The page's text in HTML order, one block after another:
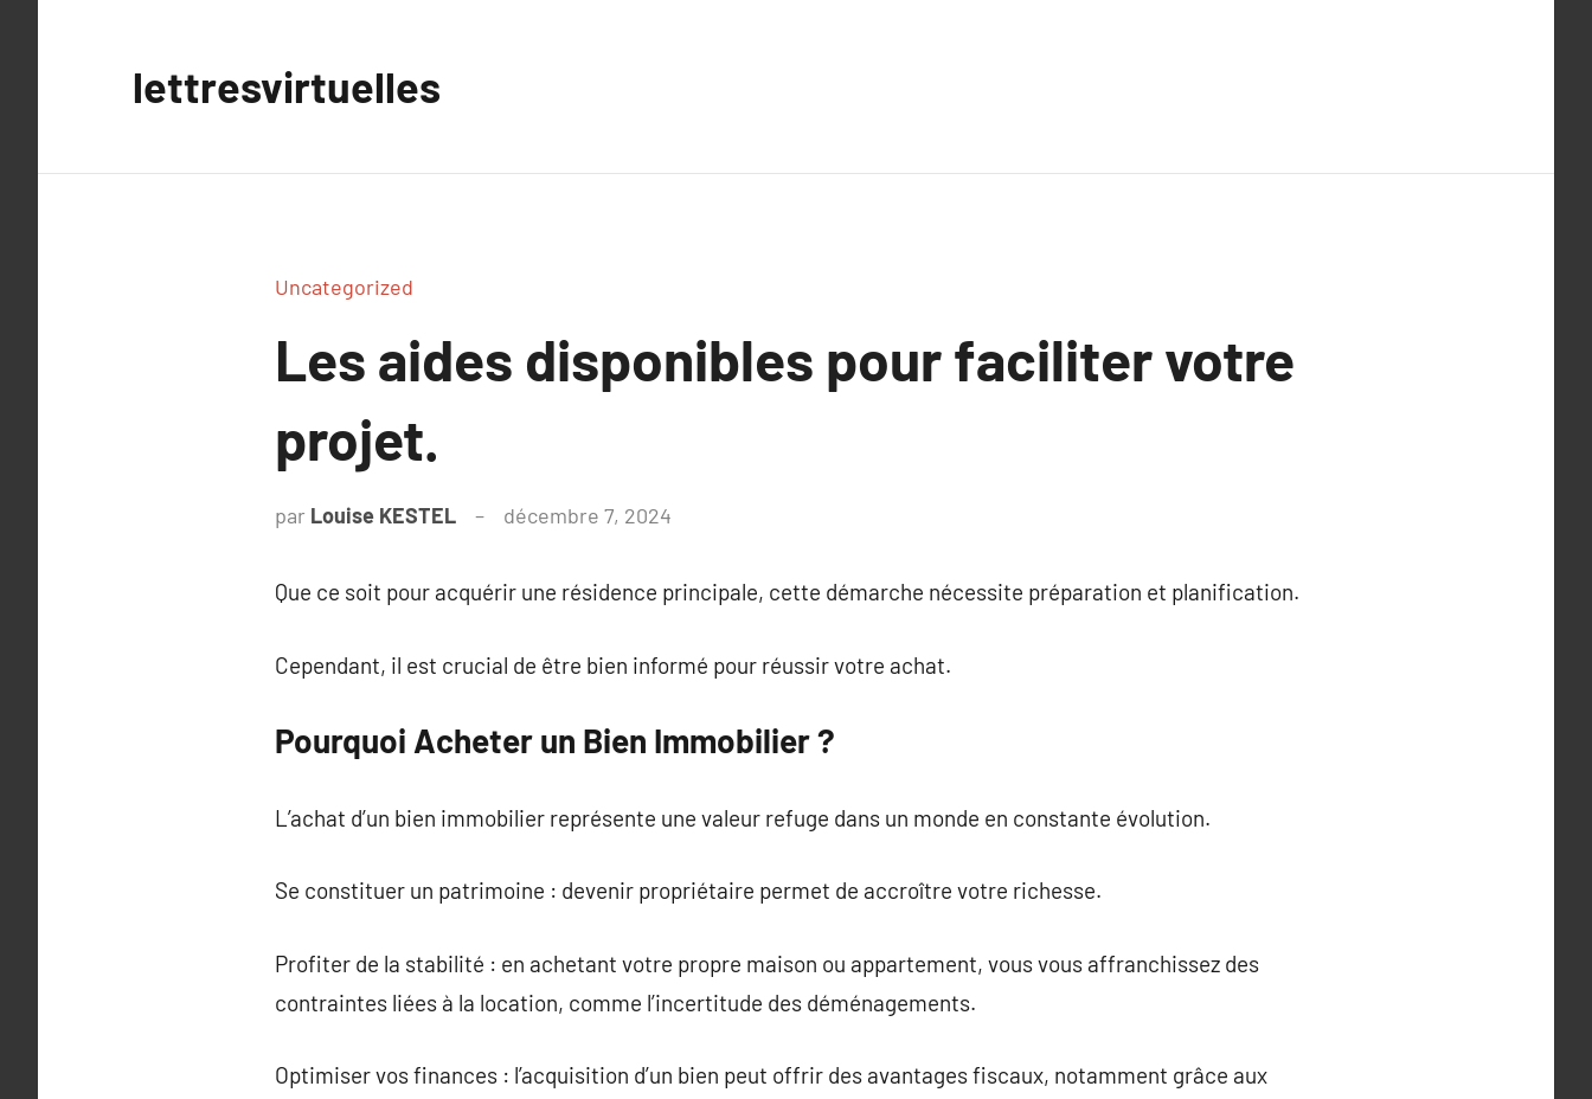
lettresvirtuelles
Uncategorized
Les aides disponibles pour faciliter votre
projet.
par Louise KESTEL décembre 7, 2024
Que ce soit pour acquérir une résidence principale, cette démarche nécessite préparation et planification.
Cependant, il est crucial de être bien informé pour réussir votre achat.
Pourquoi Acheter un Bien Immobilier ?
L’achat d’un bien immobilier représente une valeur refuge dans un monde en constante évolution.
Se constituer un patrimoine : devenir propriétaire permet de accroître votre richesse.
Profiter de la stabilité : en achetant votre propre maison ou appartement, vous vous affranchissez des
contraintes liées à la location, comme l’incertitude des déménagements.
Optimiser vos finances : l’acquisition d’un bien peut offrir des avantages fiscaux, notamment grâce aux